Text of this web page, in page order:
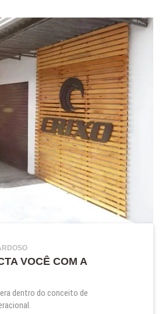
VOCÊ COM A
dentro do conceito de